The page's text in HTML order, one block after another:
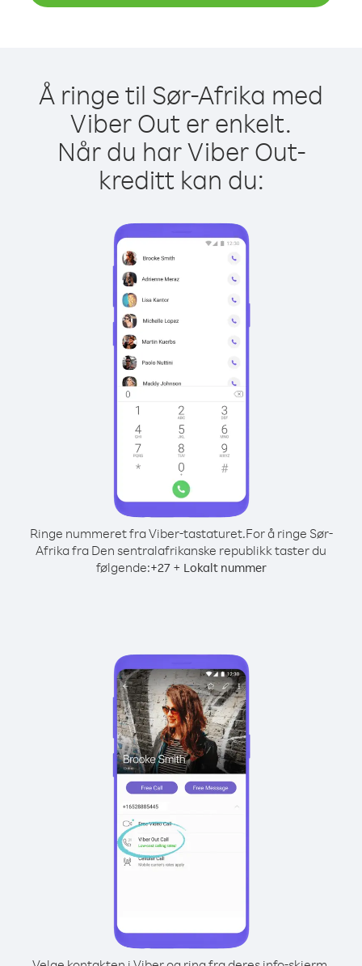
Å ringe til Sør-Afrika med
Viber Out er enkelt.
Når du har Viber Out-
kreditt kan du:
Ringe nummeret fra Viber-tastaturet.For å ringe Sør-
Afrika fra Den sentralafrikanske republikk taster du
følgende:+27+ Lokalt nummer